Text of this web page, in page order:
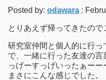
Posted by: odawara :
とりあえず帰ってきたので
研究室仲間と個人的に行っ
で、一緒に行った友達の
っげーすっげいったぁーー
まさにこんな感じでした。